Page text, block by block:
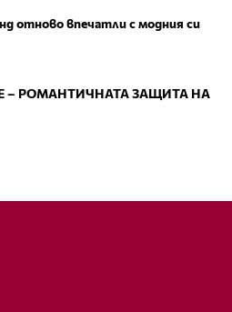
отново впечатли с модния си
– РОМАНТИЧНАТА ЗАЩИТА НА